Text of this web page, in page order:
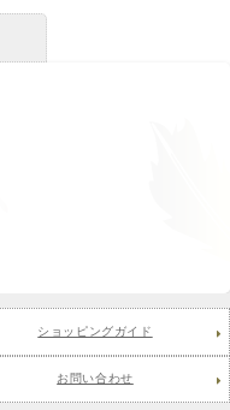
ショッピングガイド
お問い合わせ